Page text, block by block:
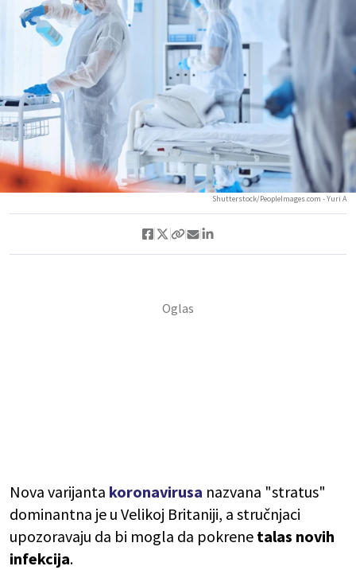
Shutterstock/PeopleImages.com - Yuri A
Nova varijanta koronavirusa nazvana "stratus"
dominantna je u Velikoj Britaniji, a stručnjaci
upozoravaju da bi mogla da pokrene talas novih
infekcija.